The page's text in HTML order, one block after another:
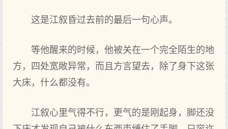
这是江叙昏过去前的最后一句心声。
等他醒来的时候，他被关在一个完全陌生的地
方，四处宽敞异常，而且方言望去，除了身下这张
大床，什么都没有。
江叙心里气得不行，更气的是刚起身，脚还没